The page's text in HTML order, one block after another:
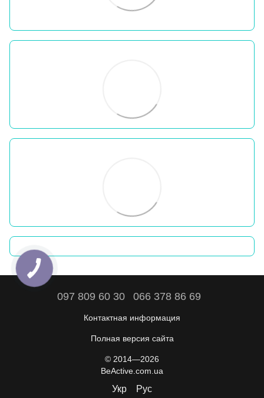
097 809 60 30 066 378 86 69
Контактная информация
Полная версия сайта
© 2014—2026
BeActive.com.ua
Укр Рус